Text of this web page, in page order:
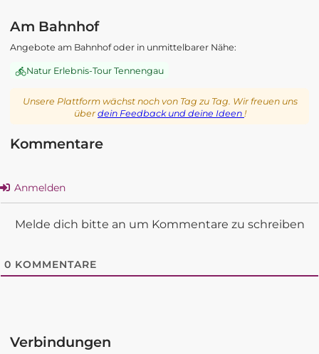
Am Bahnhof
Angebote am Bahnhof oder in unmittelbarer Nähe:
Natur Erlebnis-Tour Tennengau
Unsere Plattform wächst noch von Tag zu Tag. Wir freuen uns
überdein Feedback und deine Ideen !
Kommentare
Anmelden
Melde dich bitte an um Kommentare zu schreiben
0 KOMMENTARE
Verbindungen